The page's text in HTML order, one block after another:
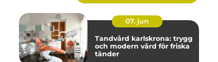
07. jun
Tandvård karlskrona: trygg
och modern vård för friska
tänder